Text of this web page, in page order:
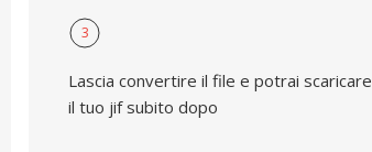
3
Lascia convertire il file e potrai scaricare
il tuo jif subito dopo